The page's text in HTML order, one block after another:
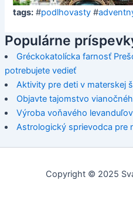
tags: #podlhovasty #
Populárne
Gréckokatolícka farnosť
potrebujete vedieť
Aktivity pre deti v materskej
Objavte tajomstvo
Výroba voňavého
Astrologický sprievodca pre
Copyright © 2025